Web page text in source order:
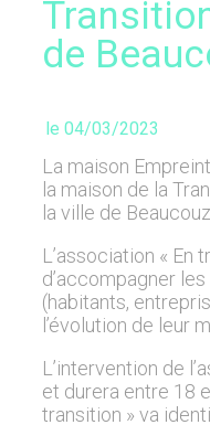
de
le 04/03/2023
La maison
la maison de la
la ville de
L’association « En
d’accompagner
(habitants,
l’évolution de leur
L’intervention de
et durera entre 18
transition » va